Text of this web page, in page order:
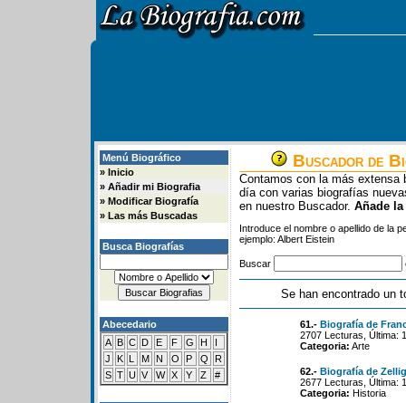
Menú Biográfico
» Inicio
» Añadir mi Biografia
» Modificar Biografía
» Las más Buscadas
Busca Biografías
Abecedario
A B C D E F G H
I
J
K L M N O P Q
R
S T U V W X Y Z #
Buscador de
Contamos con la más extensa
día con varias biografías
en nuestro Buscador. Añade
Introduce el nombre o apellido de la
ejemplo: Albert Eistein
Buscar
Se han encontrado un
61.- Biografía de
2707 Lecturas, Última:
Categoria: Arte
62.- Biografía de
2677 Lecturas, Última:
Categoria: Historia